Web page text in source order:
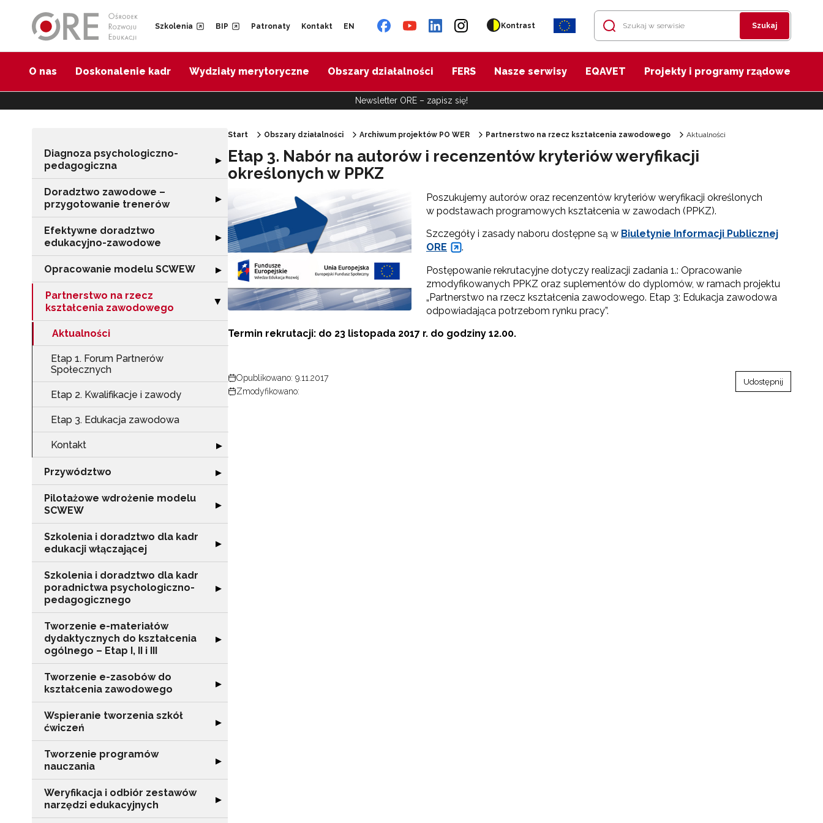
Szkolenia BIP Patronaty Kontakt EN Kontrast Szukaj
O nas Doskonalenie kadr Wydziały merytoryczne Obszary działalności FERS Nasze serwisy EQAVET Projekty i programy rządowe
Newsletter ORE – zapisz się!
Diagnoza psychologiczno-
pedagogiczna
Rozwiń sekcję "Diagnoza psychologiczno-pedagogiczna"
▶
Doradztwo zawodowe –
przygotowanie trenerów
Rozwiń sekcję "Doradztwo zawodowe – przygotowanie trenerów"
▶
Efektywne doradztwo
edukacyjno-zawodowe
Rozwiń sekcję "Efektywne doradztwo edukacyjno-zawodowe"
▶
Opracowanie modelu SCWEW Rozwiń sekcję "Opracowanie modelu SCWEW"
▶
Partnerstwo na rzecz
kształcenia zawodowego
Zwiń sekcję "Partnerstwo na rzecz kształcenia zawodowego"
▶
Aktualności
Etap 1. Forum Partnerów
Społecznych
Etap 2. Kwalifikacje i zawody
Etap 3. Edukacja zawodowa
Kontakt Rozwiń sekcję "Kontakt"
▶
Przywództwo Rozwiń sekcję "Przywództwo"
▶
Pilotażowe wdrożenie modelu
SCWEW
Rozwiń sekcję "Pilotażowe wdrożenie modelu SCWEW"
▶
Szkolenia i doradztwo dla kadr
edukacji włączającej
Rozwiń sekcję "Szkolenia i doradztwo dla kadr edukacji włączającej"
▶
Szkolenia i doradztwo dla kadr
poradnictwa psychologiczno-
pedagogicznego
Rozwiń sekcję "Szkolenia i doradztwo dla kadr poradnictwa psychologiczno-pedagogicznego"
▶
Tworzenie e-materiałów
dydaktycznych do kształcenia
ogólnego – Etap I, II i III
Rozwiń sekcję "Tworzenie e-materiałów dydaktycznych do kształcenia ogólnego – Etap I, II i III"
▶
Tworzenie e-zasobów do
kształcenia zawodowego
Rozwiń sekcję "Tworzenie e-zasobów do kształcenia zawodowego"
▶
Wspieranie tworzenia szkół
ćwiczeń
Rozwiń sekcję "Wspieranie tworzenia szkół ćwiczeń"
▶
Tworzenie programów
nauczania
Rozwiń sekcję "Tworzenie programów nauczania"
▶
Weryfikacja i odbiór zestawów
narzędzi edukacyjnych
Rozwiń sekcję "Weryfikacja i odbiór zestawów narzędzi edukacyjnych"
▶
Start Obszary działalności Archiwum projektów PO WER Partnerstwo na rzecz kształcenia zawodowego Aktualności
Etap 3. Nabór na autorów i recenzentów kryteriów weryfikacji
określonych w PPKZ
Poszukujemy autorów oraz recenzentów kryteriów weryfikacji określonych
w podstawach programowych kształcenia w zawodach (PPKZ).
Szczegóły i zasady naboru dostępne są w Biuletynie Informacji Publicznej
ORE
.
Postępowanie rekrutacyjne dotyczy realizacji zadania 1.: Opracowanie
zmodyfikowanych PPKZ oraz suplementów do dyplomów, w ramach projektu
„Partnerstwo na rzecz kształcenia zawodowego. Etap 3: Edukacja zawodowa
odpowiadająca potrzebom rynku pracy”.
Termin rekrutacji: do 23 listopada 2017 r. do godziny 12.00.
Opublikowano: 9.11.2017
Zmodyfikowano:
Udostępnij